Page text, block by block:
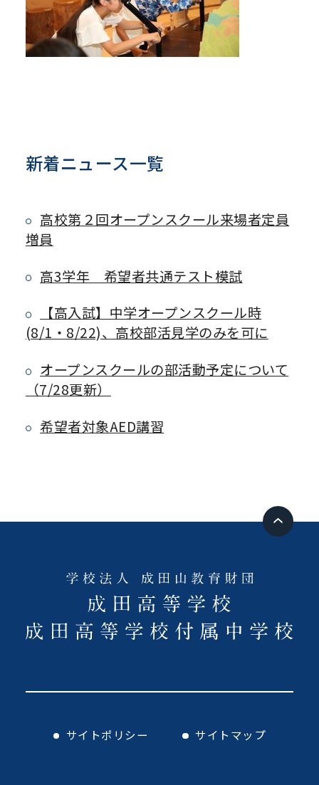
新着ニュース一覧
高校第２回オープンスクール来場者定員
増員
高3学年 希望者共通テスト模試
【高入試】中学オープンスクール時
(8/1・8/22)、高校部活見学のみを可に
オープンスクールの部活動予定について
（7/28更新）
希望者対象AED講習
サイトポリシー サイトマップ